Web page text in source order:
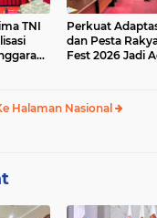
TNI
Perkuat
dan Pesta
Fest 2026 Jadi
Halaman Nasional